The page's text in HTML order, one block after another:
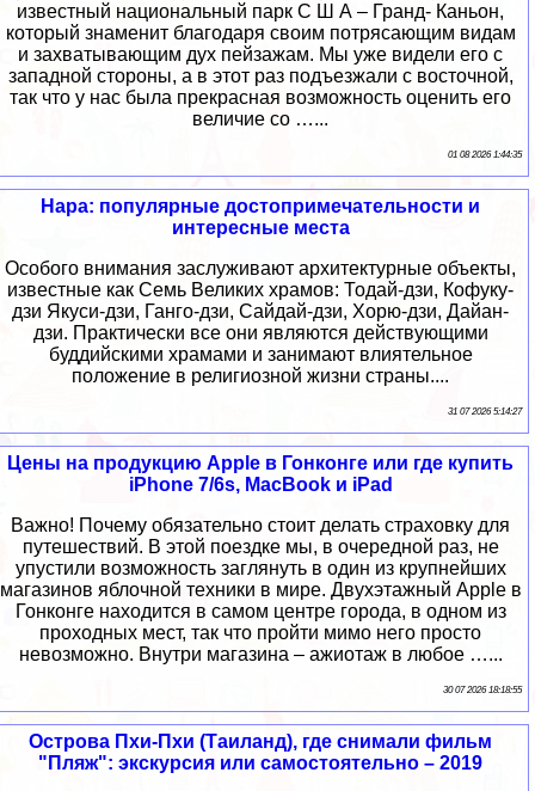
известный национальный парк С Ш А – Гранд- Каньон,
который знаменит благодаря своим потрясающим видам
и захватывающим дух пейзажам. Мы уже видели его с
западной стороны, а в этот раз подъезжали с восточной,
так что у нас была прекрасная возможность оценить его
величие со …...
01 08 2026 1:44:35
Нара: популярные достопримечательности и
интересные места
Особого внимания заслуживают архитектурные объекты,
известные как Семь Великих храмов: Тодай-дзи, Кофуку-
дзи Якуси-дзи, Ганго-дзи, Сайдай-дзи, Хорю-дзи, Дайан-
дзи. Практически все они являются действующими
буддийскими храмами и занимают влиятельное
положение в религиозной жизни страны....
31 07 2026 5:14:27
Цены на продукцию Apple в Гонконге или где купить
iPhone 7/6s, MacBook и iPad
Важно! Почему обязательно стоит делать страховку для
путешествий. В этой поездке мы, в очередной раз, не
упустили возможность заглянуть в один из крупнейших
магазинов яблочной техники в мире. Двухэтажный Apple в
Гонконге находится в самом центре города, в одном из
проходных мест, так что пройти мимо него просто
невозможно. Внутри магазина – ажиотаж в любое …...
30 07 2026 18:18:55
Острова Пхи-Пхи (Таиланд), где снимали фильм
"Пляж": экскурсия или самостоятельно – 2019